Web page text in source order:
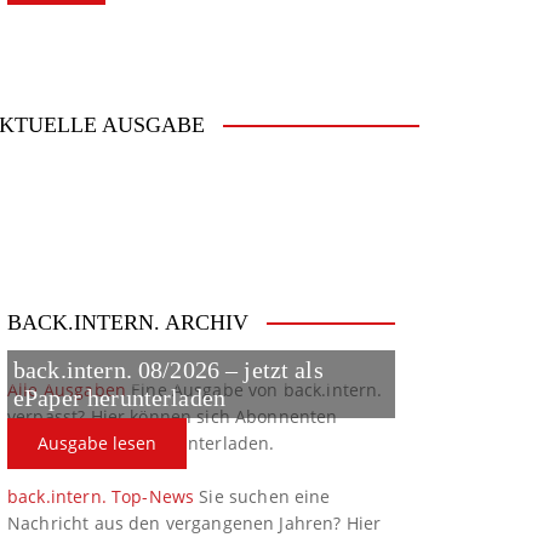
AUSGABE
back.intern. 08/2026 – jetzt als
ePaper herunterladen
Ausgabe lesen
BACK.INTERN. ARCHIV
Alle AusgabenEine Ausgabe von back.intern.
verpasst? Hier können sich Abonnenten
ältere Ausgaben herunterladen.
back.intern. Top-News Sie suchen eine
Nachricht aus den vergangenen Jahren? Hier